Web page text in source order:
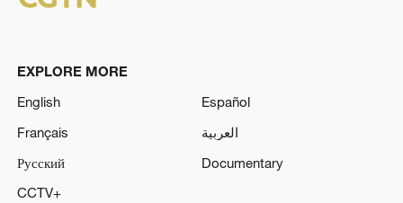
EXPLORE MORE
English
Español
Français
العربية
Русский
Documentary
CCTV+